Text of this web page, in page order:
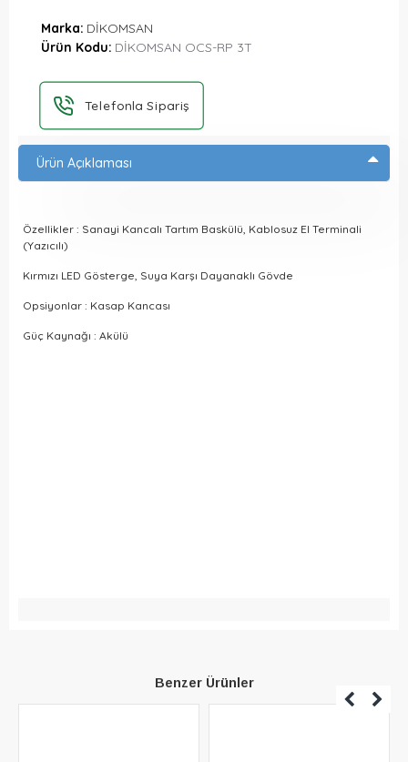
Marka: DİKOMSAN
Ürün Kodu: DİKOMSAN OCS-RP 3T
Telefonla Sipariş
Ürün Açıklaması
Özellikler : Sanayi Kancalı Tartım Baskülü, Kablosuz El Terminali
(Yazıcılı)
Kırmızı LED Gösterge, Suya Karşı Dayanaklı Gövde
Opsiyonlar : Kasap Kancası
Güç Kaynağı : Akülü
Benzer Ürünler